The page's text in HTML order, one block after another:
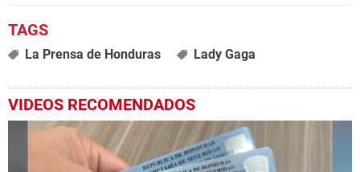
La Prensa de Honduras Lady Gaga
VIDEOS RECOMENDADOS